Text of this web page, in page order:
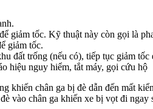
giảm tốc. Kỹ thuật này còn gọi là
giảm tốc.
đất trống (nếu có), tiếp tục giảm
hiệu nguy hiểm, tắt máy, gọi cứu hộ
khiến chân ga bị đè dẫn đến
vào chân ga khiến xe bị vọt đi